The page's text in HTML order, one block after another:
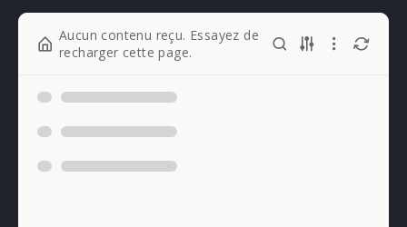
Aucun contenu reçu. Essayez de
recharger cette page.